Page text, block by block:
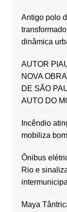
Antigo polo
dinâmica
AUTOR
NOVA
DE SÃO
AUTO DO
Incêndio
mobiliza
Ônibus
Rio e
intermunicipal
Maya